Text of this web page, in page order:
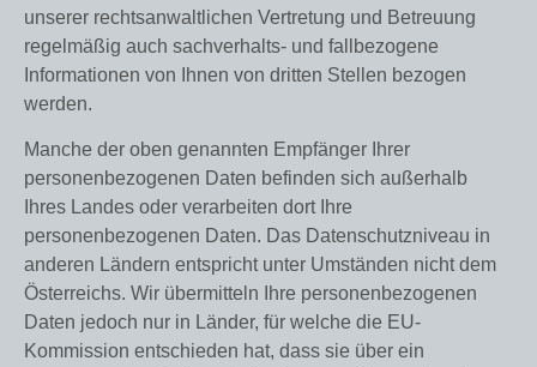
unserer rechtsanwaltlichen Vertretung und Betreuung
regelmäßig auch sachverhalts- und fallbezogene
Informationen von Ihnen von dritten Stellen bezogen
werden.
Manche der oben genannten Empfänger Ihrer
personenbezogenen Daten befinden sich außerhalb
Ihres Landes oder verarbeiten dort Ihre
personenbezogenen Daten. Das Datenschutzniveau in
anderen Ländern entspricht unter Umständen nicht dem
Österreichs. Wir übermitteln Ihre personenbezogenen
Daten jedoch nur in Länder, für welche die EU-
Kommission entschieden hat, dass sie über ein